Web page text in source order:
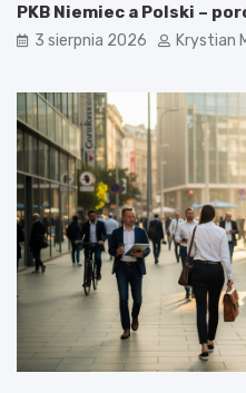
PKB Niemiec a Polski –
3 sierpnia 2026 Krystian